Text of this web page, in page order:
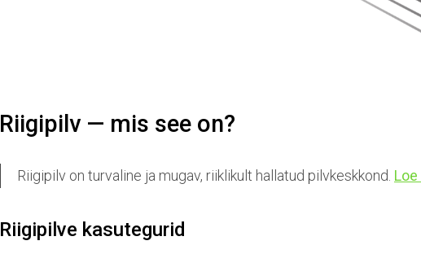
Riigipilv — mis see on?
Riigipilv on turvaline ja mugav, riiklikult hallatud pilvkeskkond.
Riigipilve kasutegurid